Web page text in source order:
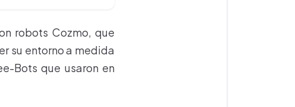
robots Cozmo, que
su entorno a medida
Bots que usaron en